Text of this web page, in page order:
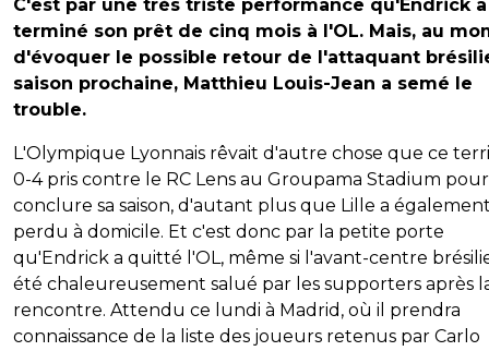
C'est par une très triste performance qu'Endrick a
terminé son prêt de cinq mois à l'OL. Mais, au
d'évoquer le possible retour de l'attaquant
saison prochaine, Matthieu Louis-Jean a semé le
trouble.
L'Olympique Lyonnais rêvait d'autre chose que ce
0-4 pris contre le RC Lens au Groupama Stadium pour
conclure sa saison, d'autant plus que Lille a
perdu à domicile. Et c'est donc par la petite porte
qu'Endrick a quitté l'OL, même si l'avant-centre
été chaleureusement salué par les supporters après
rencontre. Attendu ce lundi à Madrid, où il prendra
connaissance de la liste des joueurs retenus par Carlo